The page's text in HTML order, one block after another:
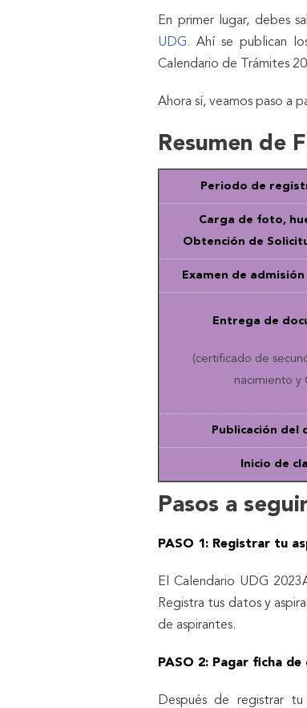
En primer lugar, debes
UDG. Ahí se publican
Calendario de Trámites
Ahora sí, veamos paso a
Resumen de
Periodo de
Carga de foto,
Obtención de
Examen de
Entrega de
(certificado de
nacimiento y
Publicación del
Inicio de
Pasos a
PASO 1: Registrar tu
El Calendario UDG
Registra tus datos y
de aspirantes.
PASO 2: Pagar ficha
Después de registrar